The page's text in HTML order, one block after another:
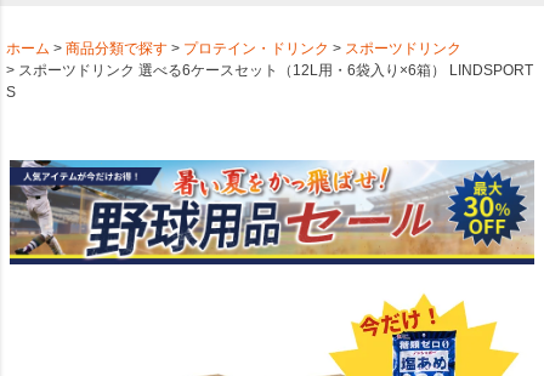
ホーム 商品分類で探す プロテイン・ドリンク
スポーツドリンク
スポーツドリンク 選べる6ケースセット（12L用・6袋入り×6箱） LINDSPORT
S